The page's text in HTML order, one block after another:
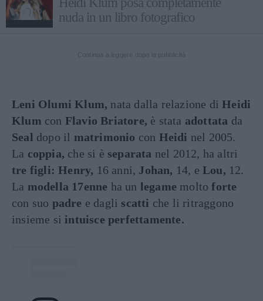
nuda in un libro fotografico
Leni Olumi Klum, nata dalla relazione diHeidi
Klum con Flavio Briatore, è stata adottata da
Seal dopo il matrimonio con Heidi nel 2005.
La coppia, che si è separata nel 2012, ha altri
tre figli: Henry, 16 anni, Johan, 14, eLou, 12.
La modella 17enne ha un legame moltoforte
con suo padre e dagli scatti che li ritraggono
insieme si intuisce perfettamente.